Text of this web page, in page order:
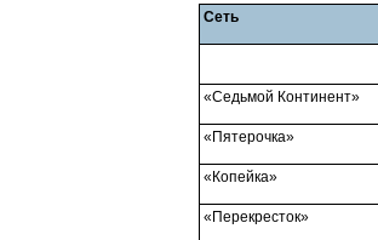
Сеть
«Седьмой Континент»
«Пятерочка»
«Копейка»
«Перекресток»